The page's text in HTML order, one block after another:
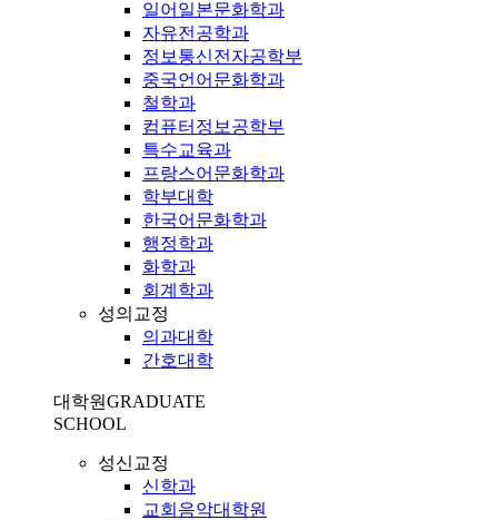
일어일본문화학과
자유전공학과
정보통신전자공학부
중국언어문화학과
철학과
컴퓨터정보공학부
특수교육과
프랑스어문화학과
학부대학
한국어문화학과
행정학과
화학과
회계학과
성의교정
의과대학
간호대학
대학원GRADUATE
SCHOOL
성신교정
신학과
교회음악대학원